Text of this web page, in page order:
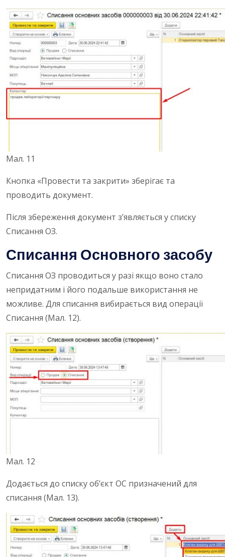
Мал. 11
Кнопка «Провести та закрити» зберігає та
проводить документ.
Після збереження документ з’являється у списку
Списання ОЗ.
Списання Основного засобу
Списання ОЗ проводиться у разі якщо воно стало
непридатним і його подальше використання не
можливе. Для списання вибирається вид операції
Списання (Мал. 12).
Мал. 12
Додається до списку об’єкт ОС призначений для
списання (Мал. 13).